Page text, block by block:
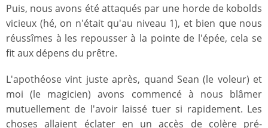
Puis, nous avons été attaqués par une horde de kobolds
vicieux (hé, on n'était qu'au niveau 1), et bien que nous
réussîmes à les repousser à la pointe de l'épée, cela se
fit aux dépens du prêtre.
L'apothéose vint juste après, quand Sean (le voleur) et
moi (le magicien) avons commencé à nous blâmer
mutuellement de l'avoir laissé tuer si rapidement. Les
choses allaient éclater en un accès de colère pré-